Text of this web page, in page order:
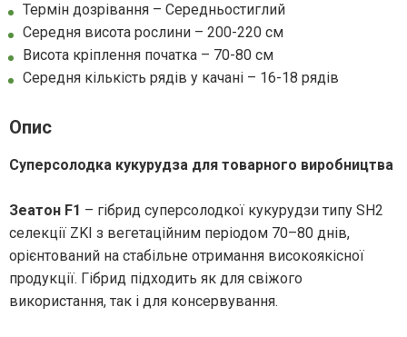
Опис
Суперсолодка кукурудза для товарного виробництва
Зеатон F1 – гібрид суперсолодкої кукурудзи типу SH2
селекції ZKI з вегетаційним періодом 70–80 днів,
орієнтований на стабільне отримання високоякісної
продукції. Гібрид підходить як для свіжого
використання, так і для консервування.
Термін дозрівання – Середньостиглий
Середня висота рослини – 200-220 см
Висота кріплення початка – 70-80 см
Середня кількість рядів у качані – 16-18 рядів